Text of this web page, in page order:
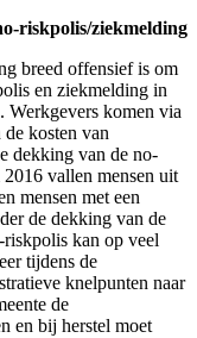
riskpolis/ziekmelding
breed offensief is om
en ziekmelding in
Werkgevers komen via
kosten van
dekking van de no-
vallen mensen uit
mensen met een
de dekking van de
kan op veel
tijdens de
knelpunten naar
de
en bij herstel moet